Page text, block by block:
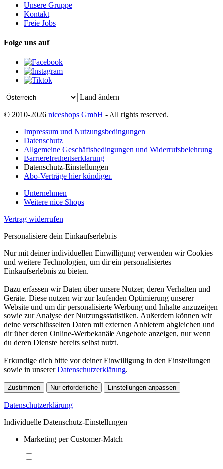
Unsere Gruppe
Kontakt
Freie Jobs
Folge uns auf
Land ändern
© 2010-2026 niceshops GmbH - All rights reserved.
Impressum und Nutzungsbedingungen
Datenschutz
Allgemeine Geschäftsbedingungen und Widerrufsbelehrung
Barrierefreiheitserklärung
Datenschutz-Einstellungen
Abo-Verträge hier kündigen
Unternehmen
Weitere nice Shops
Vertrag widerrufen
Personalisiere dein Einkaufserlebnis
Nur mit deiner individuellen Einwilligung verwenden wir Cookies
und weitere Technologien, um dir ein personalisiertes
Einkaufserlebnis zu bieten.
Dazu erfassen wir Daten über unsere Nutzer, deren Verhalten und
Geräte. Diese nutzen wir zur laufenden Optimierung unserer
Website und um dir personalisierte Werbung und Inhalte anzuzeigen
sowie zur Analyse der Nutzungsstatistiken. Außerdem können wir
deine verschlüsselten Daten mit externen Anbietern abgleichen und
dir über deren Online-Werbekanäle Angebote anzeigen, nur wenn
du deren Dienste bereits selbst nutzt.
Erkundige dich bitte vor deiner Einwilligung in den Einstellungen
sowie in unsererDatenschutzerklärung.
Zustimmen Nur erforderliche Einstellungen anpassen
Datenschutzerklärung
Individuelle Datenschutz-Einstellungen
Marketing per Customer-Match